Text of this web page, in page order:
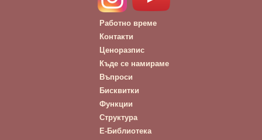
Работно време
Контакти
Ценоразпис
Къде се намираме
Въпроси
Бисквитки
Функции
Структура
Е-Библиотека